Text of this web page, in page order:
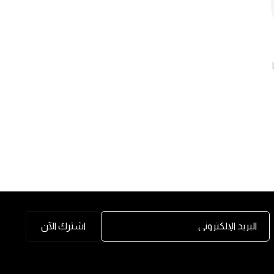
البريد الإلكتروني
اشترك الآن